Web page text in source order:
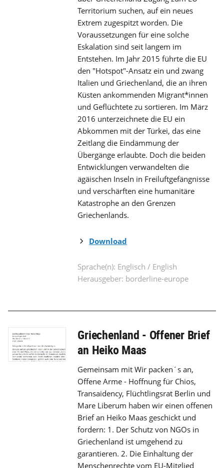
Territorium suchen, auf ein neues
Extrem zugespitzt worden. Die
Voraussetzungen für eine solche
Eskalation sind seit langem im
Entstehen. Im Jahr 2015 führte die EU
den "Hotspot"-Ansatz ein und zwang
Italien und Griechenland, die an ihren
Küsten ankommenden Migrant*innen
und Geflüchtete zu sortieren. Im März
2016 unterzeichnete die EU ein
Abkommen mit der Türkei, das eine
Zeitlang die Eindämmung der
Übergänge erlaubte. Doch die beiden
Entwicklungen verwandelten die
ägäischen Inseln in Freiluftgefängnisse
und verschärften eine humanitäre
Katastrophe an den Grenzen
Griechenlands.
Download
Sprache(n): Englisch / English
Herausgeber: borderline-europe
Griechenland - Offener Brief
an Heiko Maas
Gemeinsam mit Wir packen´s an,
Offene Arme - Hoffnung für Chios,
Transaidency, Flüchtlingsrat Berlin und
Mare Liberum haben wir einen offenen
Brief an Heiko Maas geschickt und
fordern: 1. Der Schutz von NGOs in
Griechenland ist umgehend zu
garantieren. 2. Die Einhaltung der
Menschenrechte vom EU-Mitglied